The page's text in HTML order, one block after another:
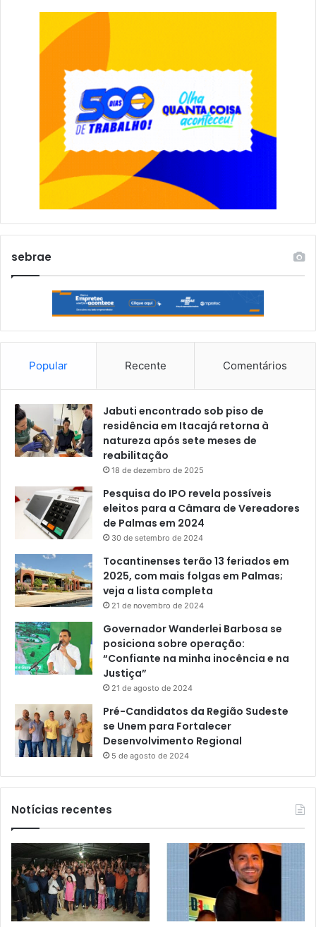
sebrae
Popular Recente Comentários
Jabuti encontrado sob piso de
residência em Itacajá retorna à
natureza após sete meses de
reabilitação
18 de dezembro de 2025
Pesquisa do IPO revela possíveis
eleitos para a Câmara de Vereadores
de Palmas em 2024
30 de setembro de 2024
Tocantinenses terão 13 feriados em
2025, com mais folgas em Palmas;
veja a lista completa
21 de novembro de 2024
Governador Wanderlei Barbosa se
posiciona sobre operação:
“Confiante na minha inocência e na
Justiça”
21 de agosto de 2024
Pré-Candidatos da Região Sudeste
se Unem para Fortalecer
Desenvolvimento Regional
5 de agosto de 2024
Notícias recentes